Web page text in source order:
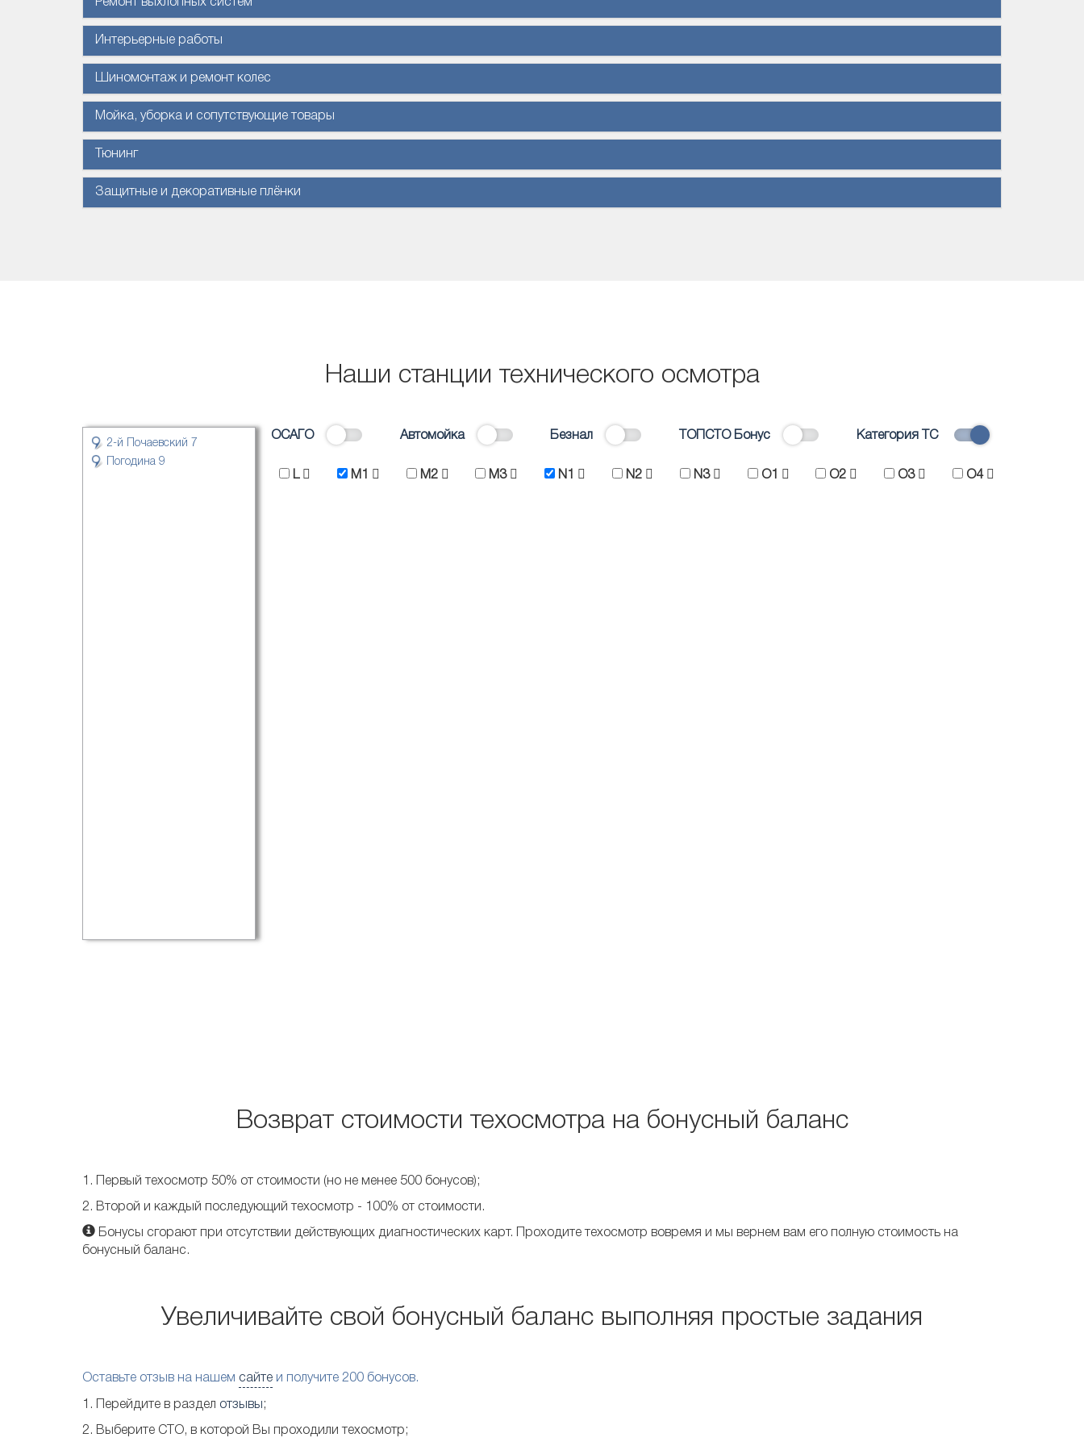
Ремонт выхлопных систем
Интерьерные работы
Шиномонтаж и ремонт колес
Мойка, уборка и сопутствующие товары
Тюнинг
Защитные и декоративные плёнки
Наши станции технического осмотра
ОСАГО Автомойка Безнал ТОПСТО Бонус Категория ТС
L M1 M2 M3 N1 N2 N3 O1 O2 O3 O4
2-й Почаевский 7
Погодина 9
Возврат стоимости техосмотра на бонусный баланс
1. Первый техосмотр 50% от стоимости (но не менее 500 бонусов);
2. Второй и каждый последующий техосмотр - 100% от стоимости.
Бонусы сгорают при отсутствии действующих диагностических карт. Проходите техосмотр вовремя и мы вернем вам его полную стоимость на
бонусный баланс.
Увеличивайте свой бонусный баланс выполняя простые задания
Оставьте отзыв на нашем сайте и получите 200 бонусов.
1. Перейдите в раздел отзывы ;
2. Выберите СТО, в которой Вы проходили техосмотр;